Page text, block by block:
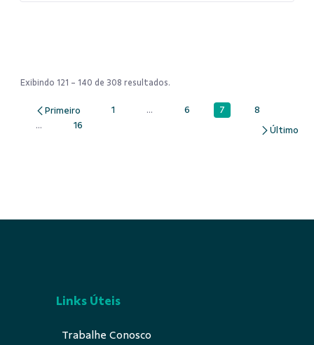
Exibindo 121 - 140 de 308 resultados.
Página
1 ...Páginas intermediárias Usar ABA para
Página
6 Página
7 Página
8
...Páginas intermediárias Usar ABA para navegar.
Página
16
Links Úteis
Trabalhe Conosco